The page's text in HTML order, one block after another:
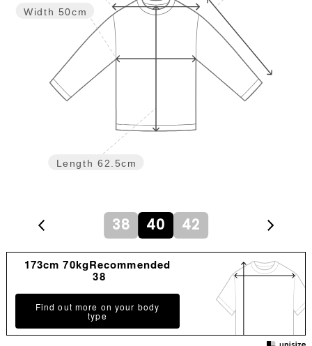
Length 62.5cm
Width 50cm
38 40 42
173cm 70kgRecommended
38
Find out more on your body
type